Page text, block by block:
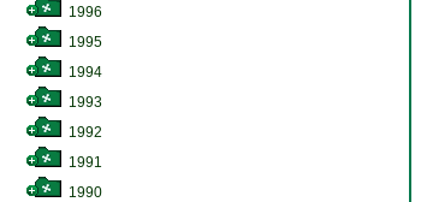
1996
1995
1994
1993
1992
1991
1990